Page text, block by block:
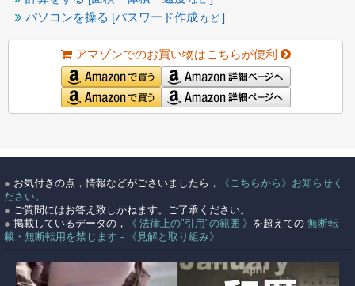
パソコンを操る [パスワード作成 など ]
アマゾンでのお買い物はこちらが便利
● お気付きの点，情報などがごさいましたら，
《こちらから》お知らせく
ださい。
● ご質問にはお答え致しかねます。ご了承ください。
● 掲載しているデータの， 《 法律上の"引用"の範囲 》 を超えての 無断転
載・無断転用を禁じます - 《見解と取り組み》